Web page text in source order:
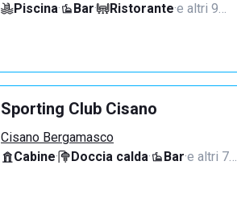
Piscina· Bar· Ristorante·e altri 9…
Sporting Club Cisano
Cisano Bergamasco
Cabine· Doccia calda· Bar·e altri 7…